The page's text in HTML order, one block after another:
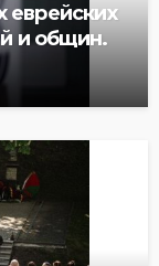
еврейских
и общин.